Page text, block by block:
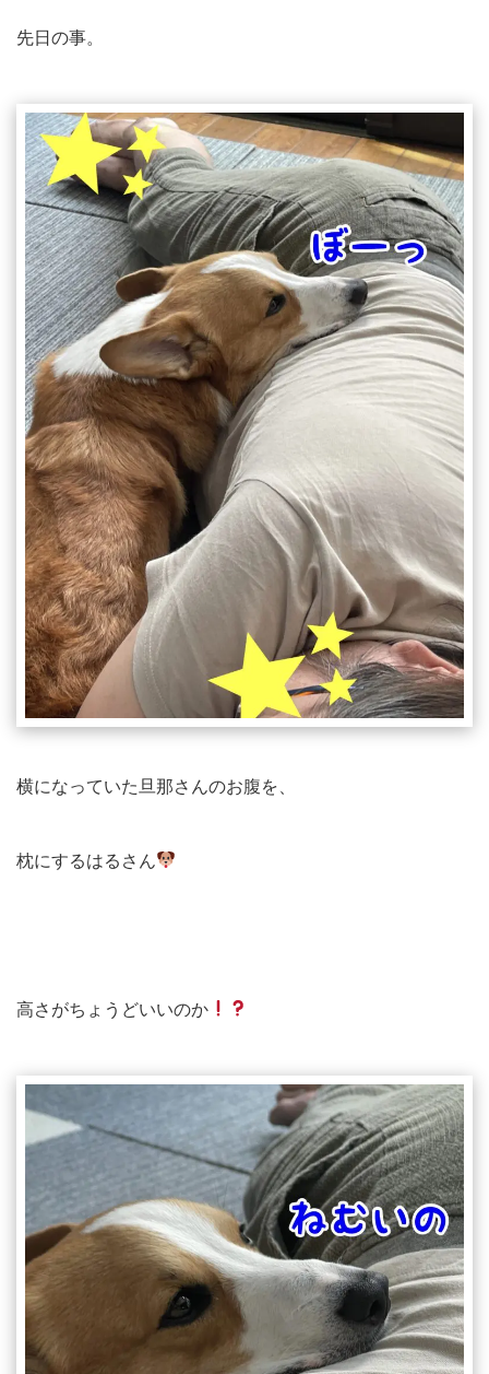
先日の事。
横になっていた旦那さんのお腹を、
枕にするはるさん
高さがちょうどいいのか